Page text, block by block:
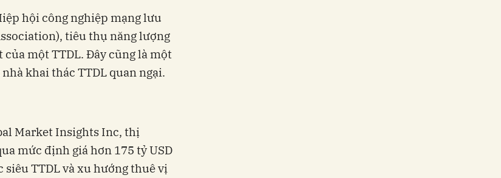
hội công nghiệp mạng lưu
tiêu thụ năng lượng
một TTDL. Đây cũng là một
khai thác TTDL quan ngại.
Market Insights Inc, thị
mức định giá hơn 175 tỷ USD
siêu TTDL và xu hướng thuê vị